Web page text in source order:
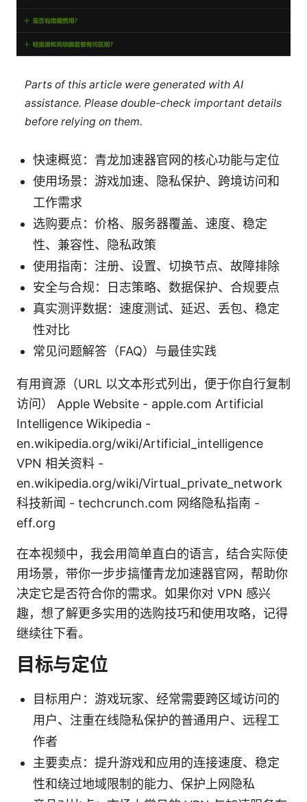
Parts of this article were generated with AI
assistance. Please double-check important details
before relying on them.
快速概览：青龙加速器官网的核心功能与定位
使用场景：游戏加速、隐私保护、跨境访问和
工作需求
选购要点：价格、服务器覆盖、速度、稳定
性、兼容性、隐私政策
使用指南：注册、设置、切换节点、故障排除
安全与合规：日志策略、数据保护、合规要点
真实测评数据：速度测试、延迟、丢包、稳定
性对比
常见问题解答（FAQ）与最佳实践
有用資源（URL 以文本形式列出，便于你自行复制
访问） Apple Website - apple.com Artificial
Intelligence Wikipedia -
en.wikipedia.org/wiki/Artificial_intelligence
VPN 相关资料 -
en.wikipedia.org/wiki/Virtual_private_network
科技新闻 - techcrunch.com 网络隐私指南 -
eff.org
在本视频中，我会用简单直白的语言，结合实际使
用场景，带你一步步搞懂青龙加速器官网，帮助你
决定它是否符合你的需求。如果你对 VPN 感兴
趣，想了解更多实用的选购技巧和使用攻略，记得
继续往下看。
目标与定位
目标用户：游戏玩家、经常需要跨区域访问的
用户、注重在线隐私保护的普通用户、远程工
作者
主要卖点：提升游戏和应用的连接速度、稳定
性和绕过地域限制的能力、保护上网隐私